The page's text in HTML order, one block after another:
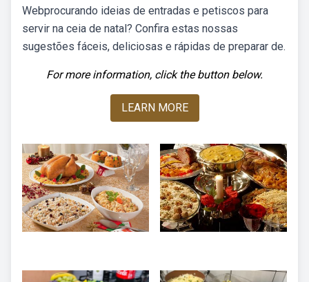
Webprocurando ideias de entradas e petiscos para
servir na ceia de natal? Confira estas nossas
sugestões fáceis, deliciosas e rápidas de preparar de.
For more information, click the button below.
LEARN MORE